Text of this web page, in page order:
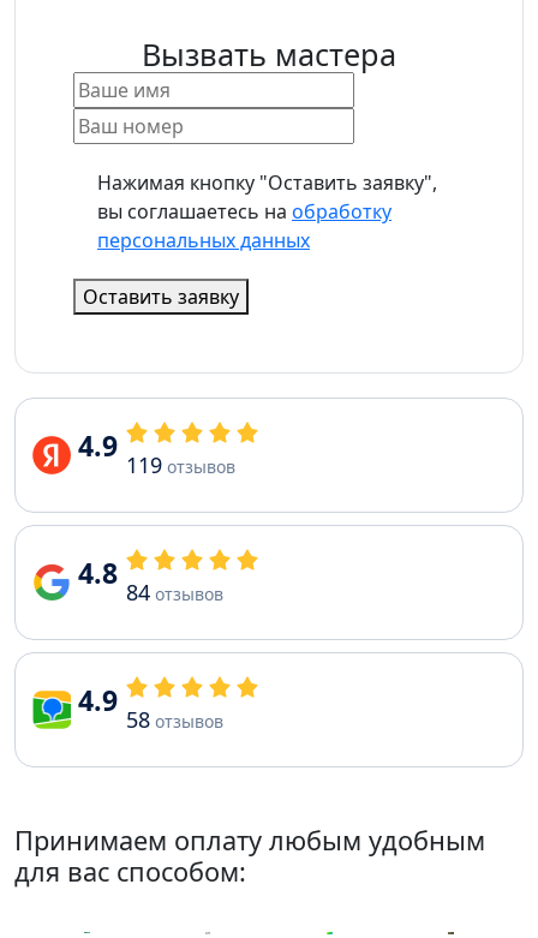
Вызвать мастера
Нажимая кнопку "Оставить заявку",
вы соглашаетесь на обработку
персональных данных
Оставить заявку
4.9 119 отзывов
4.8 84 отзывов
4.9 58 отзывов
Принимаем оплату любым удобным
для вас способом: